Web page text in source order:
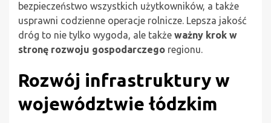
bezpieczeństwo wszystkich użytkowników, a także
usprawni codzienne operacje rolnicze. Lepsza jakość
dróg to nie tylko wygoda, ale także ważny krok w
stronę rozwoju gospodarczego regionu.
Rozwój infrastruktury w
województwie łódzkim